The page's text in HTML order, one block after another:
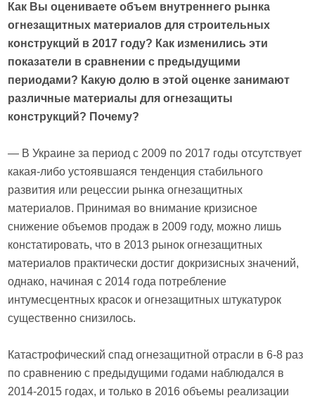
Как Вы оцениваете объем внутреннего рынка
огнезащитных материалов для строительных
конструкций в 2017 году? Как изменились эти
показатели в сравнении с предыдущими
периодами? Какую долю в этой оценке занимают
различные материалы для огнезащиты
конструкций? Почему?
— В Украине за период с 2009 по 2017 годы отсутствует
какая-либо устоявшаяся тенденция стабильного
развития или рецессии рынка огнезащитных
материалов. Принимая во внимание кризисное
снижение объемов продаж в 2009 году, можно лишь
констатировать, что в 2013 рынок огнезащитных
материалов практически достиг докризисных значений,
однако, начиная с 2014 года потребление
интумесцентных красок и огнезащитных штукатурок
существенно снизилось.
Катастрофический спад огнезащитной отрасли в 6-8 раз
по сравнению с предыдущими годами наблюдался в
2014-2015 годах, и только в 2016 объемы реализации